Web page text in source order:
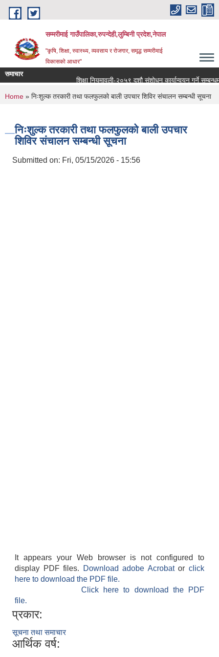
Skip to main content
सम्मरीमाई गाउँपालिका,रुपन्देही,लुम्बिनी प्रदेश,नेपाल
"कृषि, शिक्षा, स्वास्थ्य, व्यवसाय र रोजगार, समृद्ध सम्मरीमाई
विकासको आधार"
समाचार
शिक्षा नियमावली-२०५९ दशौ संशोधन कार्यान्वयन गर्ने सम्बन्धमा
You are here
Home » निःशुल्क तरकारी तथा फलफुलको बाली उपचार शिविर संचालन सम्बन्धी सूचना
निःशुल्क तरकारी तथा फलफुलको बाली उपचार
शिविर संचालन सम्बन्धी सूचना
Submitted on: Fri, 05/15/2026 - 15:56
It appears your Web browser is not configured to
display PDF files.
Download adobe Acrobatorclick
here to download the PDF file.
Click here to download the PDF
file.
प्रकार:
सूचना तथा समाचार
आर्थिक वर्ष: